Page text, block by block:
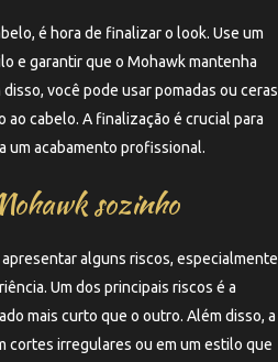
é hora de finalizar o look. Use um
e garantir que o Mohawk mantenha
você pode usar pomadas ou ceras
ao cabelo. A finalização é crucial para
um acabamento profissional.
sozinho
alguns riscos, especialmente
Um dos principais riscos é a
mais curto que o outro. Além disso, a
cortes irregulares ou em um estilo que